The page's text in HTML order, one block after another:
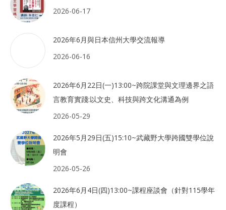
2026-06-17
2026年6月與日本信州大學交流報導
2026-06-16
2026年6月22日(一)13:00~跨院課堂與文理邊界之語
言教育實踐:以文史、科技與跨文化溝通為例
2026-05-29
2026年5月29日(五)15:10~武藏野大學跨國雙學位說
明會
2026-05-26
2026年6月4日(四)13:00~課程座談會（針對115學年
度課程）